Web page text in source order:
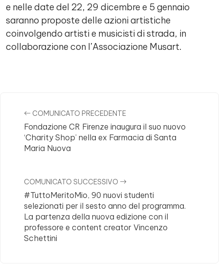
e nelle date del 22, 29 dicembre e 5 gennaio
saranno proposte delle azioni artistiche
coinvolgendo artisti e musicisti di strada, in
collaborazione con l’Associazione Musart.
COMUNICATO PRECEDENTE
Fondazione CR Firenze inaugura il suo nuovo
‘Charity Shop’ nella ex Farmacia di Santa
Maria Nuova
COMUNICATO SUCCESSIVO
#TuttoMeritoMio, 90 nuovi studenti
selezionati per il sesto anno del programma.
La partenza della nuova edizione con il
professore e content creator Vincenzo
Schettini